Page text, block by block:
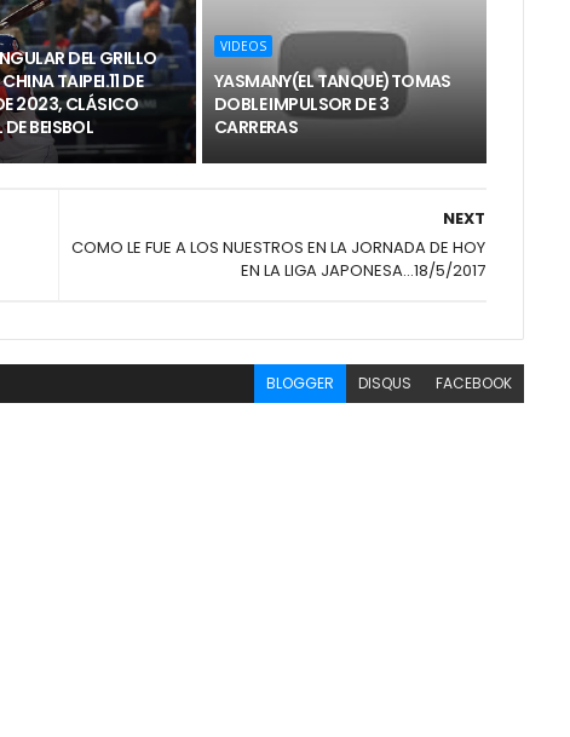
DEL GRILLO
TAIPEI.11 DE
2023, CLÁSICO
BEISBOL
VIDEOS
YASMANY(EL TANQUE)TOMAS
DOBLE IMPULSOR DE 3
CARRERAS
NEXT
COMO LE FUE A LOS NUESTROS EN LA JORNADA DE HOY
EN LA LIGA JAPONESA...18/5/2017
BLOGGER DISQUS FACEBOOK